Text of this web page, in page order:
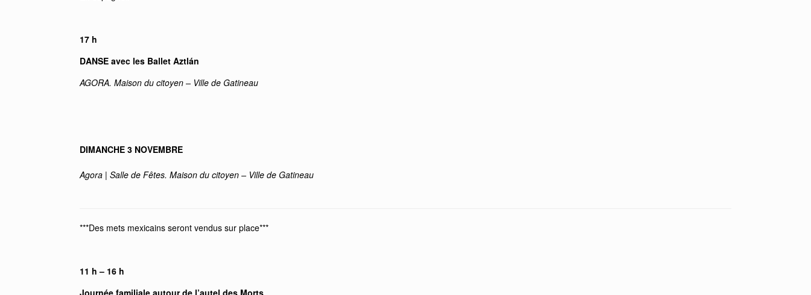
17 h
DANSE avec les Ballet Aztlán
AGORA. Maison du citoyen – Ville de Gatineau
DIMANCHE 3 NOVEMBRE
Agora | Salle de Fêtes. Maison du citoyen – Ville de Gatineau
***Des mets mexicains seront vendus sur place***
11 h – 16 h
Journée familiale autour de l’autel des Morts